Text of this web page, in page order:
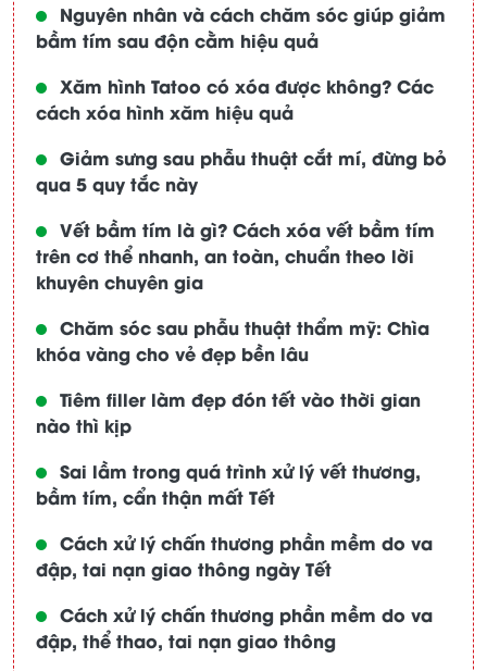
Nguyên nhân và cách chăm sóc giúp giảm
bầm tím sau độn cằm hiệu quả
Xăm hình Tatoo có xóa được không? Các
cách xóa hình xăm hiệu quả
Giảm sưng sau phẫu thuật cắt mí, đừng bỏ
qua 5 quy tắc này
Vết bầm tím là gì? Cách xóa vết bầm tím
trên cơ thể nhanh, an toàn, chuẩn theo lời
khuyên chuyên gia
Chăm sóc sau phẫu thuật thẩm mỹ: Chìa
khóa vàng cho vẻ đẹp bền lâu
Tiêm filler làm đẹp đón tết vào thời gian
nào thì kịp
Sai lầm trong quá trình xử lý vết thương,
bầm tím, cẩn thận mất Tết
Cách xử lý chấn thương phần mềm do va
đập, tai nạn giao thông ngày Tết
Cách xử lý chấn thương phần mềm do va
đập, thể thao, tai nạn giao thông